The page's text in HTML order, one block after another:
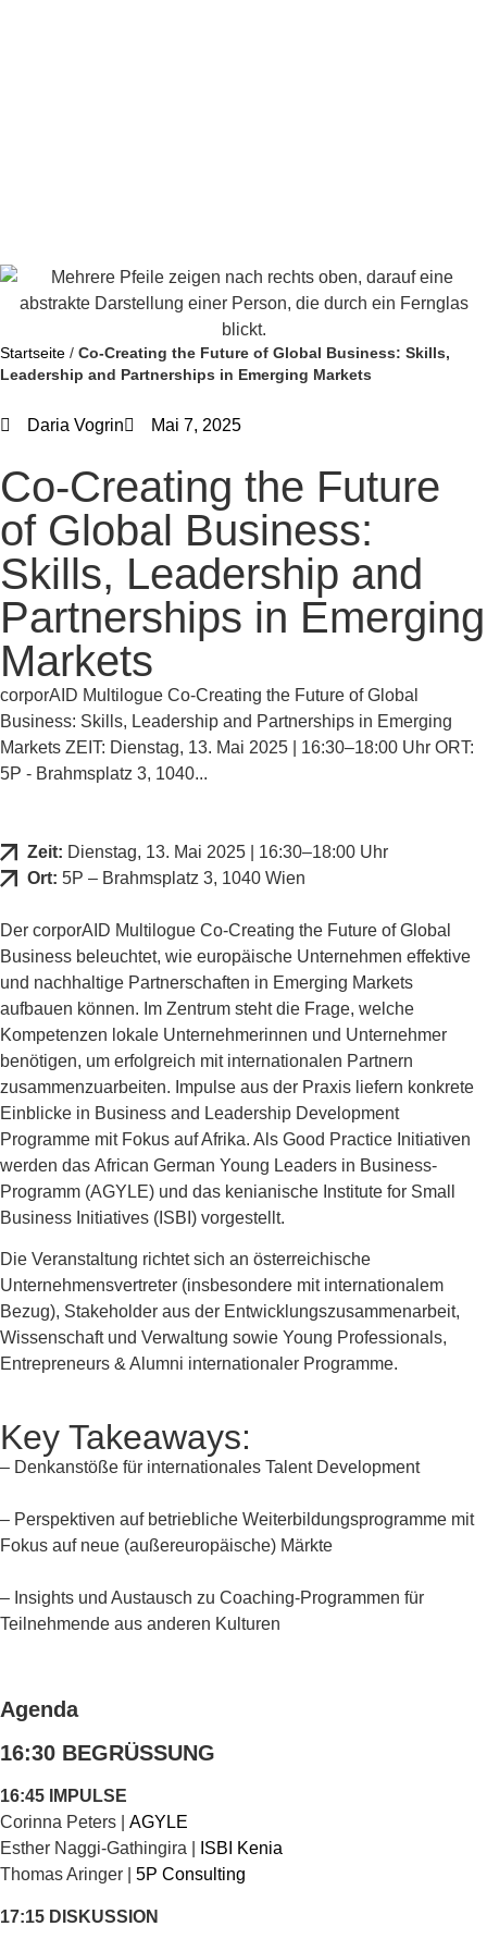
Startseite / Co-Creating the Future of Global Business: Skills,
Leadership and Partnerships in Emerging Markets
Daria Vogrin Mai 7, 2025
Co-Creating the Future
of Global Business:
Skills, Leadership and
Partnerships in Emerging
Markets
corporAID Multilogue Co-Creating the Future of Global
Business: Skills, Leadership and Partnerships in Emerging
Markets ZEIT: Dienstag, 13. Mai 2025 | 16:30–18:00 Uhr ORT:
5P - Brahmsplatz 3, 1040...
Zeit: Dienstag, 13. Mai 2025 | 16:30–18:00 Uhr
Ort: 5P – Brahmsplatz 3, 1040 Wien
Der corporAID Multilogue Co-Creating the Future of Global
Business beleuchtet, wie europäische Unternehmen effektive
und nachhaltige Partnerschaften in Emerging Markets
aufbauen können. Im Zentrum steht die Frage, welche
Kompetenzen lokale Unternehmerinnen und Unternehmer
benötigen, um erfolgreich mit internationalen Partnern
zusammenzuarbeiten. Impulse aus der Praxis liefern konkrete
Einblicke in Business and Leadership Development
Programme mit Fokus auf Afrika. Als Good Practice Initiativen
werden das African German Young Leaders in Business-
Programm (AGYLE) und das kenianische Institute for Small
Business Initiatives (ISBI) vorgestellt.
Die Veranstaltung richtet sich an österreichische
Unternehmensvertreter (insbesondere mit internationalem
Bezug), Stakeholder aus der Entwicklungszusammenarbeit,
Wissenschaft und Verwaltung sowie Young Professionals,
Entrepreneurs & Alumni internationaler Programme.
Key Takeaways:
– Denkanstöße für internationales Talent Development
– Perspektiven auf betriebliche Weiterbildungsprogramme mit
Fokus auf neue (außereuropäische) Märkte
– Insights und Austausch zu Coaching-Programmen für
Teilnehmende aus anderen Kulturen
Agenda
16:30 BEGRÜSSUNG
16:45 IMPULSE
Corinna Peters | AGYLE
Esther Naggi-Gathingira |
ISBI Kenia
Thomas Aringer | 5P Consulting
17:15 DISKUSSION